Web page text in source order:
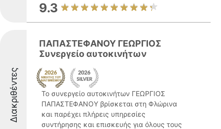
9.3
Διακριθέντες
ΠΑΠΑΣΤΕΦΑΝΟΥ ΓΕΩΡΓΙΟΣ
Συνεργείο αυτοκινήτων
Το συνεργείο αυτοκινήτων ΓΕΩΡΓΙΟΣ
ΠΑΠΑΣΤΕΦΑΝΟΥ βρίσκεται στη Φλώρινα
και παρέχει πλήρεις υπηρεσίες
συντήρησης και επισκευής για όλους τους